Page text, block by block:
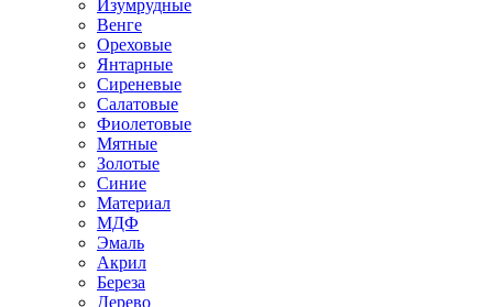
Изумрудные
Венге
Ореховые
Янтарные
Сиреневые
Салатовые
Фиолетовые
Мятные
Золотые
Синие
Материал
МДФ
Эмаль
Акрил
Береза
Дерево